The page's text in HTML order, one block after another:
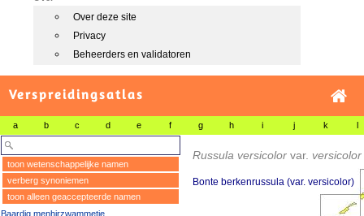
Over deze site
Privacy
Beheerders en validatoren
Verspreidingsatlas
a b c d e f g h i j k l
toon wetenschappelijke namen
verberg synoniemen
toon alleen geaccepteerde namen
Baardig menhirzwammetje
Russula versicolor var. versicolor
Bonte berkenrussula (var. versicolor)